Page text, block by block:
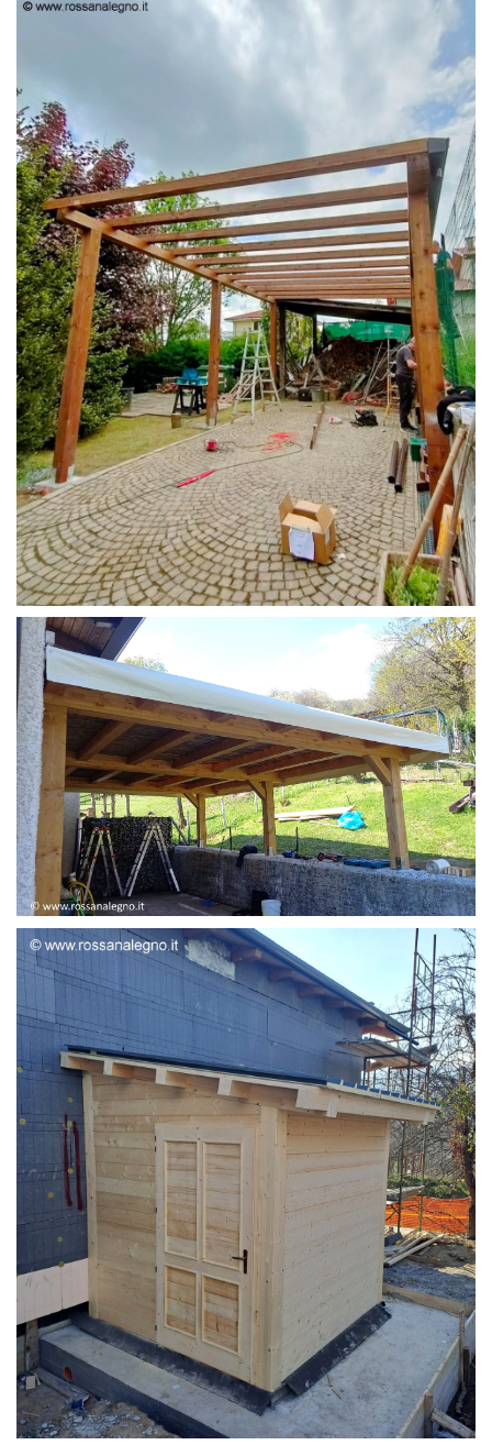
STRUTTURA CAMPER
STRUTTURA ADDOSSATA LAMELLARE
STRUTTURA ADDOSSATA PER LOCALE CALDAIA